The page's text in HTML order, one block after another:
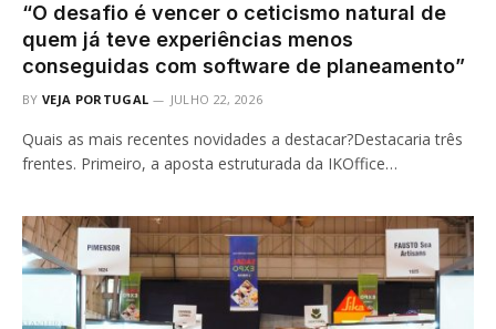
“O desafio é vencer o ceticismo natural de
quem já teve experiências menos
conseguidas com software de planeamento”
BY VEJA PORTUGAL JULHO 22, 2026
Quais as mais recentes novidades a destacar?Destacaria três
frentes. Primeiro, a aposta estruturada da IKOffice…